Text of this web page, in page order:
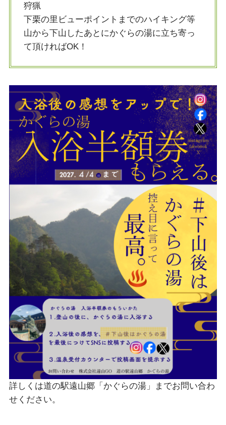
狩猟
下栗の里ビューポイントまでのハイキング等
山から下山したあとにかぐらの湯に立ち寄っ
て頂ければOK！
詳しくは道の駅遠山郷「かぐらの湯」までお問い合わ
せください。